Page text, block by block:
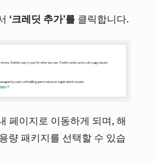
‘크레딧 추가’를 클릭합니다.
페이지로 이동하게 되며, 해
량 패키지를 선택할 수 있습